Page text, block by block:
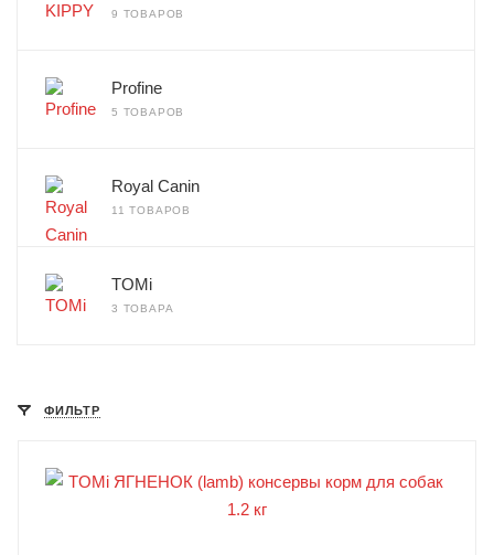
9 ТОВАРОВ
Profine
5 ТОВАРОВ
Royal Canin
11 ТОВАРОВ
TOMi
3 ТОВАРА
ФИЛЬТР